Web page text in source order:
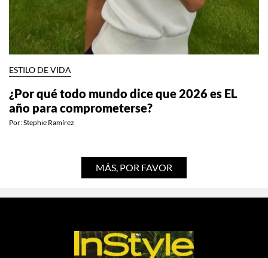
ESTILO DE VIDA
¿Por qué todo mundo dice que 2026 es EL
año para comprometerse?
Por:Stephie Ramírez
MÁS, POR FAVOR